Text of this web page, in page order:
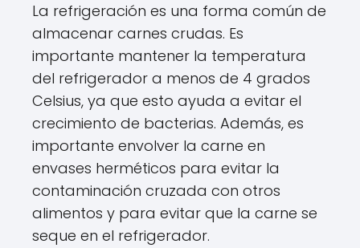
La refrigeración es una forma común de
almacenar carnes crudas. Es
importante mantener la temperatura
del refrigerador a menos de 4 grados
Celsius, ya que esto ayuda a evitar el
crecimiento de bacterias. Además, es
importante envolver la carne en
envases herméticos para evitar la
contaminación cruzada con otros
alimentos y para evitar que la carne se
seque en el refrigerador.